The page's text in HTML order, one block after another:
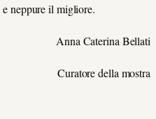
neppure il migliore.
Anna Caterina Bellati
Curatore della mostra